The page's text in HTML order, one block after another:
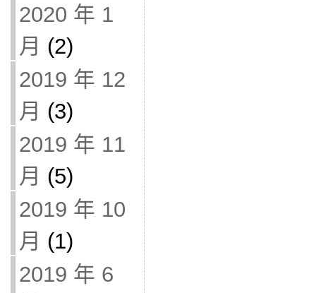
2020 年 1
月 (2)
2019 年 12
月 (3)
2019 年 11
月 (5)
2019 年 10
月 (1)
2019 年 6